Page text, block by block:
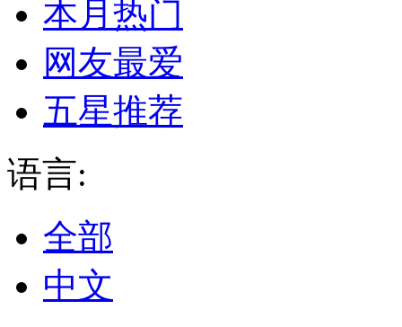
本月热门
网友最爱
五星推荐
语言:
全部
中文